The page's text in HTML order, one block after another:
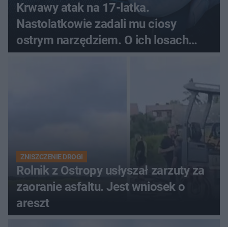
Krwawy atak na 17-latka.
Nastolatkowie zadali mu ciosy
ostrym narzędziem. O ich losach
zdecyduje sąd rodzinny
ZNISZCZENIE DROGI
Rolnik z Ostropy usłyszał zarzuty za
zaoranie asfaltu. Jest wniosek o
areszt